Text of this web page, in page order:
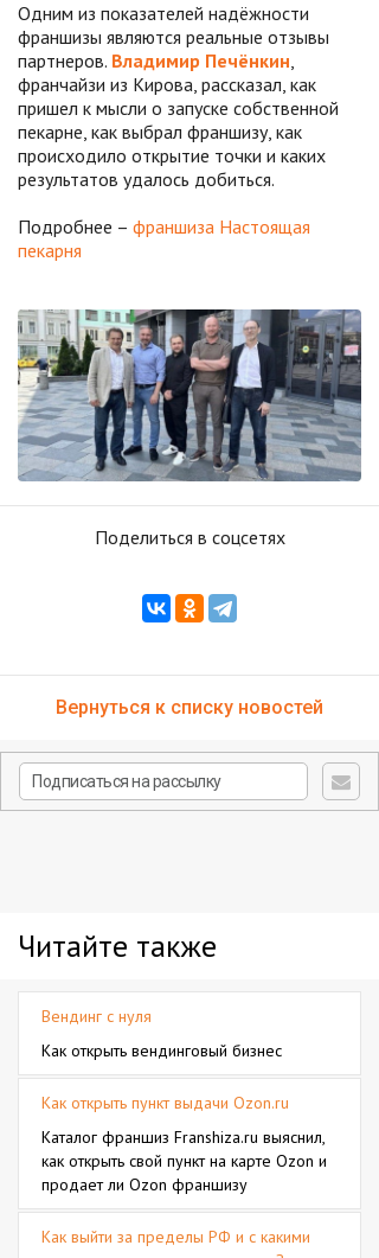
Одним из показателей надёжности
франшизы являются реальные отзывы
партнеров. Владимир Печёнкин,
франчайзи из Кирова, рассказал, как
пришел к мысли о запуске собственной
пекарне, как выбрал франшизу, как
происходило открытие точки и каких
результатов удалось добиться.
Подробнее – франшиза Настоящая
пекарня
Поделиться в соцсетях
Вернуться к списку новостей
Читайте также
Вендинг с нуля
Как открыть вендинговый бизнес
Как открыть пункт выдачи Ozon.ru
Каталог франшиз Franshiza.ru выяснил,
как открыть свой пункт на карте Ozon и
продает ли Ozon франшизу
Как выйти за пределы РФ и с какими